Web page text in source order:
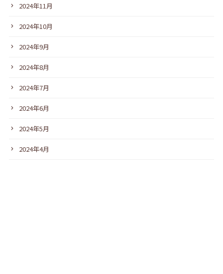
2024年11月
2024年10月
2024年9月
2024年8月
2024年7月
2024年6月
2024年5月
2024年4月